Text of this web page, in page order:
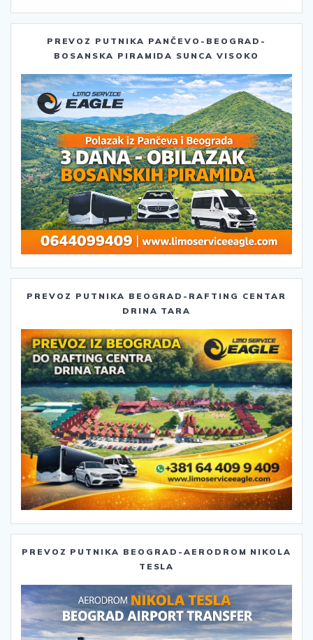
PREVOZ PUTNIKA PANČEVO-BEOGRAD-
BOSANSKA PIRAMIDA SUNCA VISOKO
PREVOZ PUTNIKA BEOGRAD-RAFTING CENTAR
DRINA TARA
PREVOZ PUTNIKA BEOGRAD-AERODROM NIKOLA
TESLA